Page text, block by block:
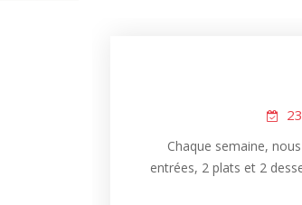
Chaque semaine,
entrées, 2 plats et 2